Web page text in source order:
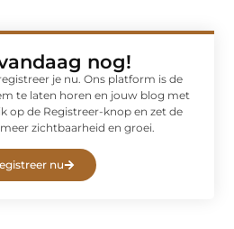
nog!
je nu. Ons platform is de
te laten horen en jouw blog met
op de Registreer-knop en zet de
zichtbaarheid en groei.
nu